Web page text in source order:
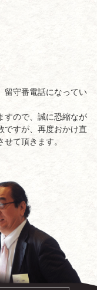
留守番電話になってい
すので、誠に恐縮なが
ですが、再度おかけ直
て頂きます。